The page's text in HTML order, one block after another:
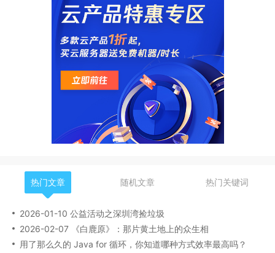
热门文章 随机文章 热门关键词
2026-01-10 公益活动之深圳湾捡垃圾
2026-02-07 《白鹿原》：那片黄土地上的众生相
用了那么久的 Java for 循环，你知道哪种方式效率最高吗？